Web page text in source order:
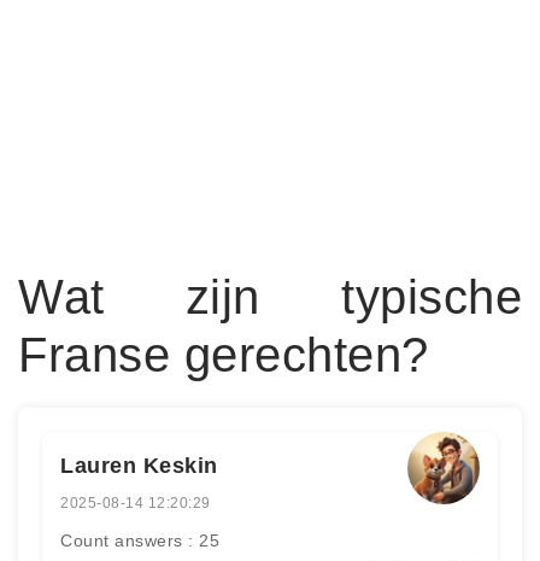
Wat zijn typische
Franse gerechten?
Lauren Keskin
2025-08-14 12:20:29
Count answers : 25